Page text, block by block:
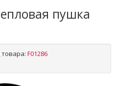
пушка
F01286